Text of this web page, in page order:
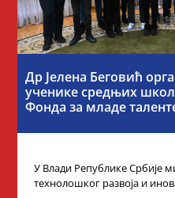
Др Јелена Беговић
ученике средњих
Фонда за младе
У Влади Републике Србије
технолошког развоја и